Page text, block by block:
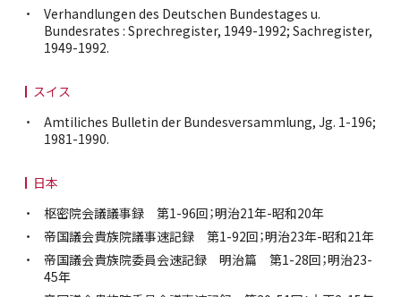
Verhandlungen des Deutschen Bundestages u.
Bundesrates : Sprechregister, 1949-1992; Sachregister,
1949-1992.
スイス
Amtiliches Bulletin der Bundesversammlung, Jg. 1-196;
1981-1990.
日本
枢密院会議議事録 第1-96回；明治21年-昭和20年
帝国議会貴族院議事速記録 第1-92回；明治23年-昭和21年
帝国議会貴族院委員会速記録 明治篇 第1-28回；明治23-
45年